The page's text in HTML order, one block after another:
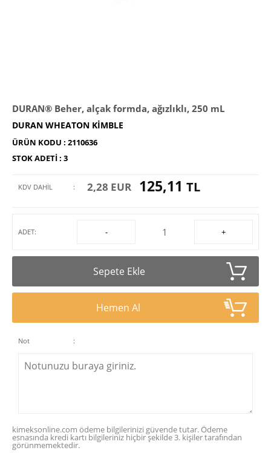
DURAN® Beher, alçak formda, ağızlıklı, 250 mL
DURAN WHEATON KIMBLE
ÜRÜN KODU : 2110636
STOK ADETI : 3
KDV DAHİL : 2,28 EUR 125,11 TL
ADET: - +
Sepete Ekle
Hemen Al
Not :
kimeksonline.com ödeme bilgilerinizi güvende tutar. Ödeme
esnasında kredi kartı bilgileriniz hiçbir şekilde 3. kişiler tarafından
görünmemektedir.